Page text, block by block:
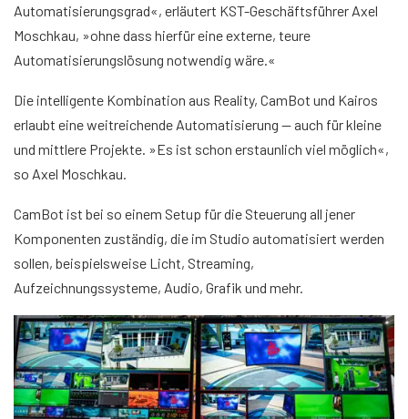
Automatisierungsgrad«, erläutert KST-Geschäftsführer Axel
Moschkau, »ohne dass hierfür eine externe, teure
Automatisierungslösung notwendig wäre.«
Die intelligente Kombination aus Reality, CamBot und Kairos
erlaubt eine weitreichende Automatisierung — auch für kleine
und mittlere Projekte. »Es ist schon erstaunlich viel möglich«,
so Axel Moschkau.
CamBot ist bei so einem Setup für die Steuerung all jener
Komponenten zuständig, die im Studio automatisiert werden
sollen, beispielsweise Licht, Streaming,
Aufzeichnungssysteme, Audio, Grafik und mehr.